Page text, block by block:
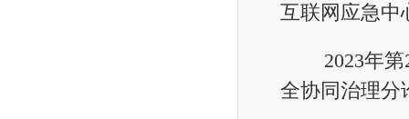
互联网应急中
2023年第
全协同治理